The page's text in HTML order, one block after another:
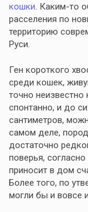
кошки. Каким-то
расселения по
территорию
Руси.
Ген короткого
среди кошек,
точно
спонтанно, и до
сантиметров,
самом деле,
достаточно
поверья,
приносит в дом
Более того, по
могли бы и вовсе